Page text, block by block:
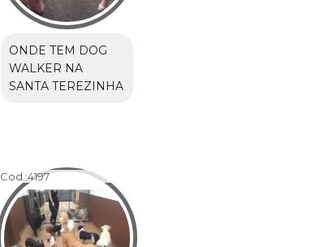
ONDE TEM DOG
WALKER NA
SANTA TEREZINHA
Cod.:4197